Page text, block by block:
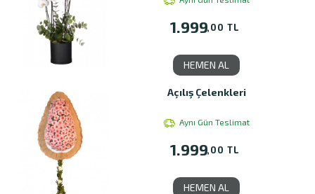
1.999,00 TL
HEMEN AL
Açılış Çelenkleri
Aynı Gün Teslimat
1.999,00 TL
HEMEN AL